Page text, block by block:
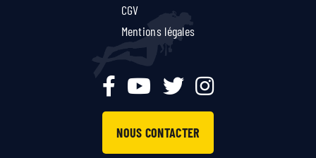
CGV
Mentions légales
NOUS CONTACTER